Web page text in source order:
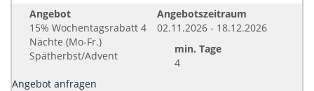
Angebot
15% Wochentagsrabatt 4
Nächte (Mo-Fr.)
Spätherbst/Advent
Angebotszeitraum
02.11.2026 - 18.12.2026
min. Tage
4
Angebot anfragen